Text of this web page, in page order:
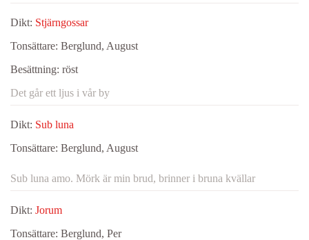
Dikt: Stjärngossar
Tonsättare: Berglund, August
Besättning: röst
Det går ett ljus i vår by
Dikt: Sub luna
Tonsättare: Berglund, August
Sub luna amo. Mörk är min brud, brinner i bruna kvällar
Dikt: Jorum
Tonsättare: Berglund, Per